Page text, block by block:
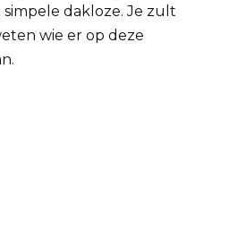
dakloze. Je zult
wie er op deze